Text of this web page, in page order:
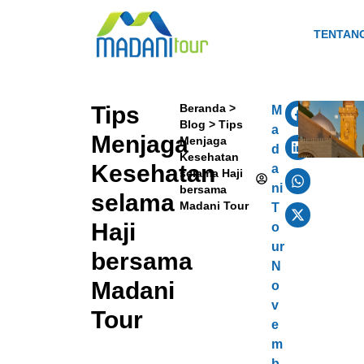
Tips
Menjaga
Kesehatan
selama
Haji
bersama
Madani
Tour
Beranda >
Blog >Tips
Menjaga
Kesehatan
selama Haji
bersama
Madani Tour
M
a
d
a
ni
T
o
ur
N
o
v
e
m